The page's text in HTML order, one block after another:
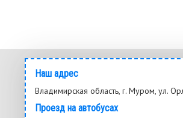
Наш адрес
Владимирская область, г. Муром, ул.
Проезд на автобусах